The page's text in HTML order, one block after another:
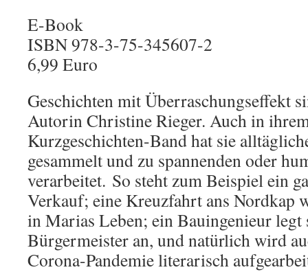
E-Book
ISBN 978-3-75-345607-2
6,99 Euro
Geschichten mit Überraschungseffekt
Autorin Christine Rieger. Auch in
Kurzgeschichten-Band hat sie
gesammelt und zu spannenden oder
verarbeitet. So steht zum Beispiel ein
Verkauf; eine Kreuzfahrt ans Nordkap
in Marias Leben; ein Bauingenieur legt
Bürgermeister an, und natürlich wird
Corona-Pandemie literarisch